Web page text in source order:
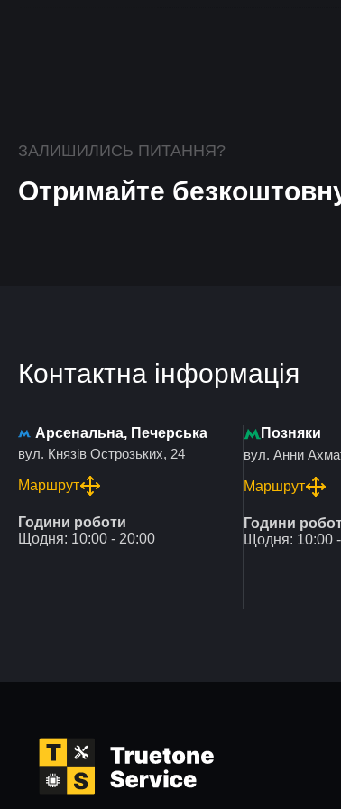
ЗАЛИШИЛИСЬ ПИТАННЯ?
Отримайте
Контактна інформація
Арсенальна, Печерська
вул. Князів Острозьких, 24
Маршрут
Години роботи
Щодня: 10:00 - 20:00
Позняки
вул. Анни
Маршрут
Години
Щодня: 10:00